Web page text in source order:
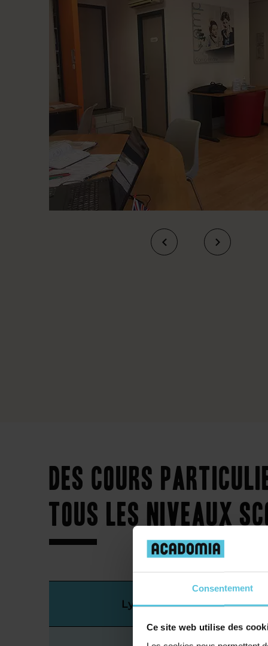
Consentement
Ce site web utilise des
Des cours
tous les niveaux
Lycée